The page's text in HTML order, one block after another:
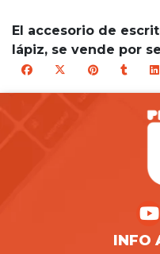
El accesorio de
lápiz, se vende por
INFO